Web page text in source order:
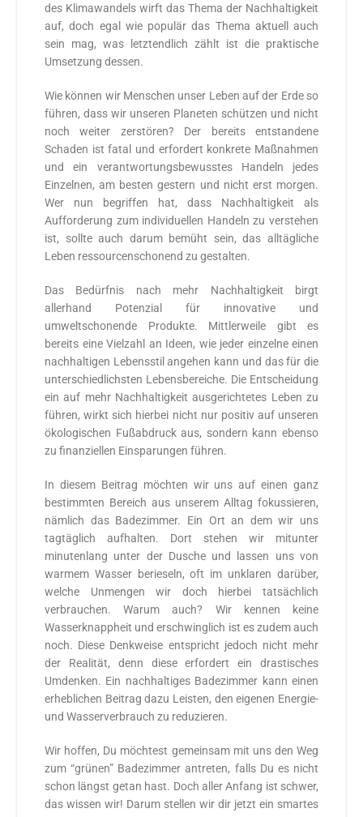
des Klimawandels wirft das Thema der Nachhaltigkeit
auf, doch egal wie populär das Thema aktuell auch
sein mag, was letztendlich zählt ist die praktische
Umsetzung dessen.
Wie können wir Menschen unser Leben auf der Erde so
führen, dass wir unseren Planeten schützen und nicht
noch weiter zerstören? Der bereits entstandene
Schaden ist fatal und erfordert konkrete Maßnahmen
und ein verantwortungsbewusstes Handeln jedes
Einzelnen, am besten gestern und nicht erst morgen.
Wer nun begriffen hat, dass Nachhaltigkeit als
Aufforderung zum individuellen Handeln zu verstehen
ist, sollte auch darum bemüht sein, das alltägliche
Leben ressourcenschonend zu gestalten.
Das Bedürfnis nach mehr Nachhaltigkeit birgt
allerhand Potenzial für innovative und
umweltschonende Produkte. Mittlerweile gibt es
bereits eine Vielzahl an Ideen, wie jeder einzelne einen
nachhaltigen Lebensstil angehen kann und das für die
unterschiedlichsten Lebensbereiche. Die Entscheidung
ein auf mehr Nachhaltigkeit ausgerichtetes Leben zu
führen, wirkt sich hierbei nicht nur positiv auf unseren
ökologischen Fußabdruck aus, sondern kann ebenso
zu finanziellen Einsparungen führen.
In diesem Beitrag möchten wir uns auf einen ganz
bestimmten Bereich aus unserem Alltag fokussieren,
nämlich das Badezimmer. Ein Ort an dem wir uns
tagtäglich aufhalten. Dort stehen wir mitunter
minutenlang unter der Dusche und lassen uns von
warmem Wasser berieseln, oft im unklaren darüber,
welche Unmengen wir doch hierbei tatsächlich
verbrauchen. Warum auch? Wir kennen keine
Wasserknappheit und erschwinglich ist es zudem auch
noch. Diese Denkweise entspricht jedoch nicht mehr
der Realität, denn diese erfordert ein drastisches
Umdenken. Ein nachhaltiges Badezimmer kann einen
erheblichen Beitrag dazu Leisten, den eigenen Energie-
und Wasserverbrauch zu reduzieren.
Wir hoffen, Du möchtest gemeinsam mit uns den Weg
zum “grünen” Badezimmer antreten, falls Du es nicht
schon längst getan hast. Doch aller Anfang ist schwer,
das wissen wir! Darum stellen wir dir jetzt ein smartes